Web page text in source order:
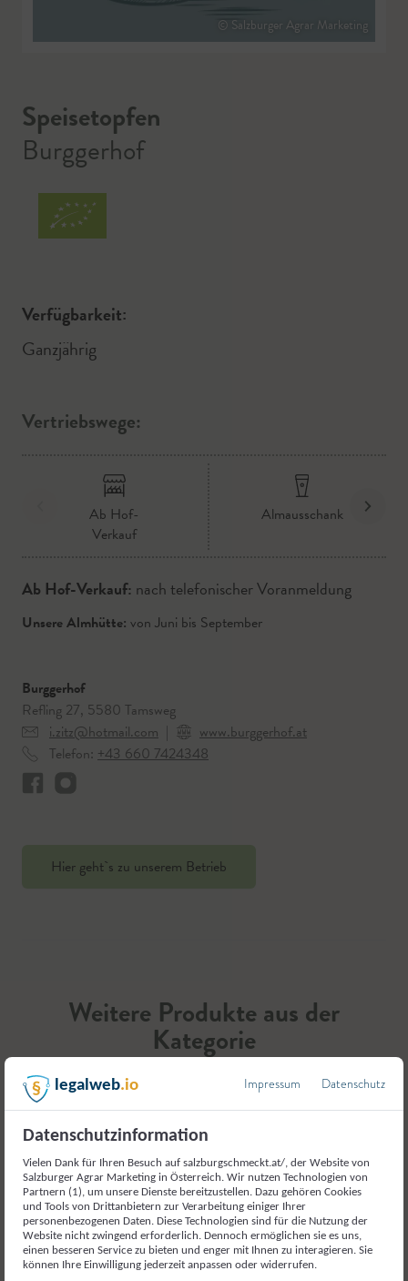
© Salzburger Agrar Marketing
Speisetopfen
Burggerhof
Verfügbarkeit:
Ganzjährig
Vertriebswege:
Ab Hof-
Verkauf
Almausschank
Ab Hof-Verkauf: nach telefonischer Voranmeldung
Unsere Almhütte: von Juni bis September
Burggerhof
Refling 27, 5580 Tamsweg
i.zitz@hotmail.com |
www.burggerhof.at
Telefon: +43 660 7424348
Hier geht`s zu unserem Betrieb
Weitere Produkte aus der
Kategorie
Milch und Milcherzeugnisse
legalweb.io Impressum Datenschutz
Datenschutzinformation
Vielen Dank für Ihren Besuch auf salzburgschmeckt.at/, der Website von
Salzburger Agrar Marketing in Österreich. Wir nutzen Technologien von
Partnern (1), um unsere Dienste bereitzustellen. Dazu gehören Cookies
und Tools von Drittanbietern zur Verarbeitung einiger Ihrer
personenbezogenen Daten. Diese Technologien sind für die Nutzung der
Website nicht zwingend erforderlich. Dennoch ermöglichen sie es uns,
einen besseren Service zu bieten und enger mit Ihnen zu interagieren. Sie
können Ihre Einwilligung jederzeit anpassen oder widerrufen.